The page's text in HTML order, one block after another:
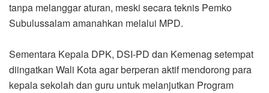
tanpa melanggar aturan, meski secara teknis Pemko
Subulussalam amanahkan melalui MPD.
Sementara Kepala DPK, DSI-PD dan Kemenag setempat
diingatkan Wali Kota agar berperan aktif mendorong para
kepala sekolah dan guru untuk melanjutkan Program